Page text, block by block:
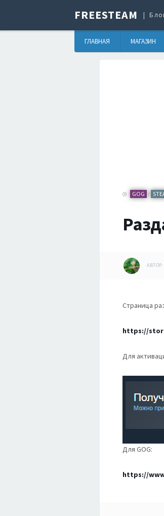
FREESTEAM
ГЛАВНАЯ МАГАЗИН
GOG /
АВТОР:
Страница
https://
Для
Для GOG:
https://